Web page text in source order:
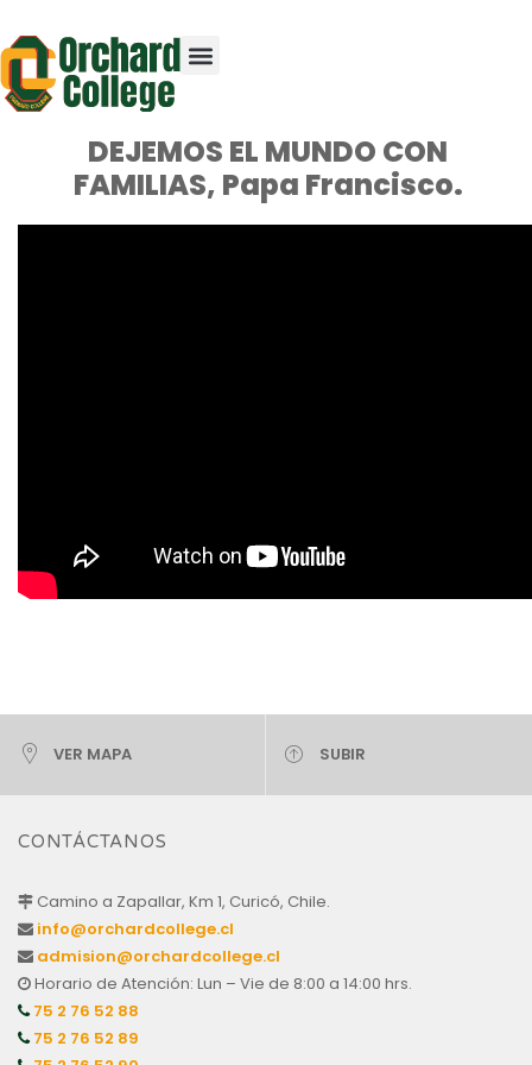
DEJEMOS EL MUNDO CON
FAMILIAS, Papa Francisco.
VER MAPA SUBIR
CONTÁCTANOS
Camino a Zapallar, Km 1, Curicó, Chile.
info@orchardcollege.cl
admision@orchardcollege.cl
Horario de Atención: Lun – Vie de 8:00 a 14:00 hrs.
75 2 76 52 88
75 2 76 52 89